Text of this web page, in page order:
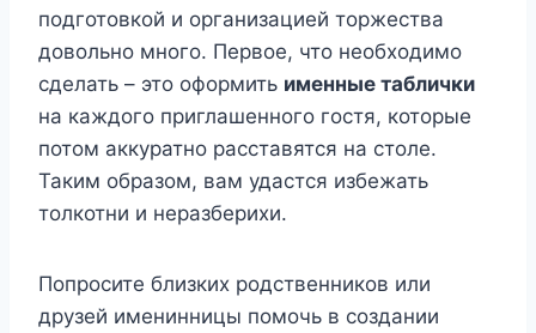
подготовкой и организацией торжества
довольно много. Первое, что необходимо
сделать – это оформить именные таблички
на каждого приглашенного гостя, которые
потом аккуратно расставятся на столе.
Таким образом, вам удастся избежать
толкотни и неразберихи.
Попросите близких родственников или
друзей именинницы помочь в создании